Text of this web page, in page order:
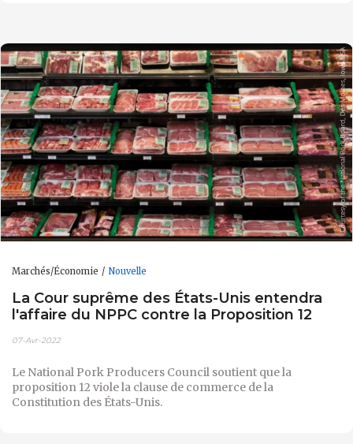
Marchés/Économie Nouvelle
La Cour suprême des États-Unis entendra
l'affaire du NPPC contre la Proposition 12
07-Avr-2022
Le National Pork Producers Council soutient que la
proposition 12 viole la clause de commerce de la
Constitution des États-Unis.